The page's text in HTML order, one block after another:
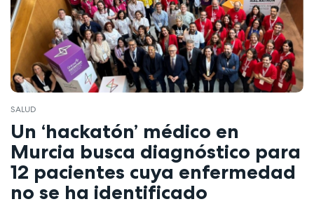
SALUD
Un ‘hackatón’ médico en
Murcia busca diagnóstico para
12 pacientes cuya enfermedad
no se ha identificado